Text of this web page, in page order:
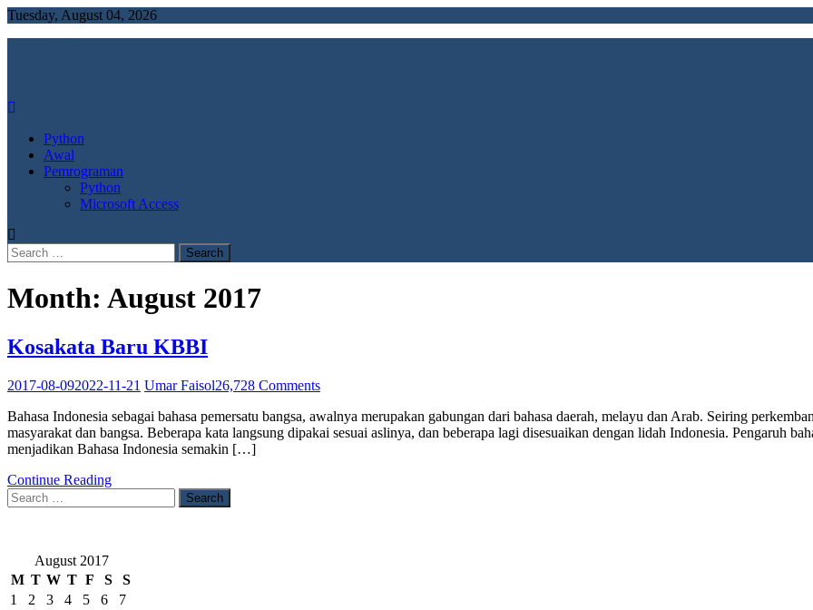
Tuesday, August 04, 2026
Python
Awal
Pemrograman
Python
Microsoft Access
Search
for:
Month: August 2017
Kosakata Baru KBBI
2017-08-092022-11-21 Umar Faisol26,728 Commentson
Baru
KBBI
Bahasa Indonesia sebagai bahasa pemersatu bangsa, awalnya merupakan gabungan dari bahasa daerah, melayu dan Arab. Seiring
masyarakat dan bangsa. Beberapa kata langsung dipakai sesuai aslinya, dan beberapa lagi disesuaikan dengan lidah Indonesia. Pengaruh
menjadikan Bahasa Indonesia semakin […]
Continue Reading
Search
for:
August 2017
M T W T F S
S
1
2 3 4 5 6
7